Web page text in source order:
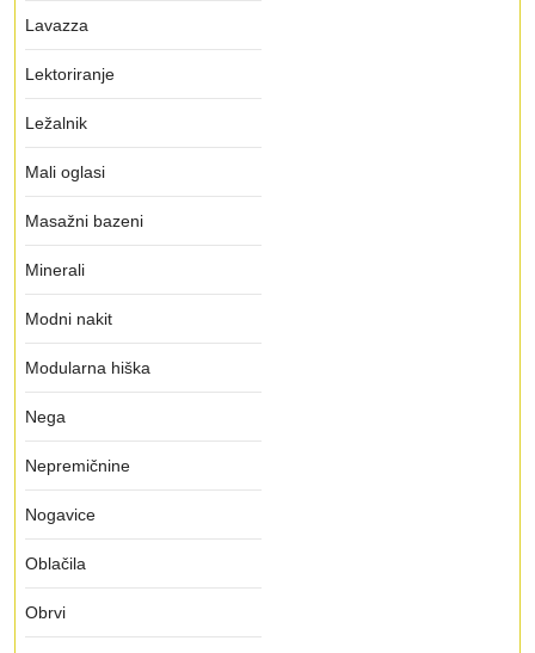
Lavazza
Lektoriranje
Ležalnik
Mali oglasi
Masažni bazeni
Minerali
Modni nakit
Modularna hiška
Nega
Nepremičnine
Nogavice
Oblačila
Obrvi